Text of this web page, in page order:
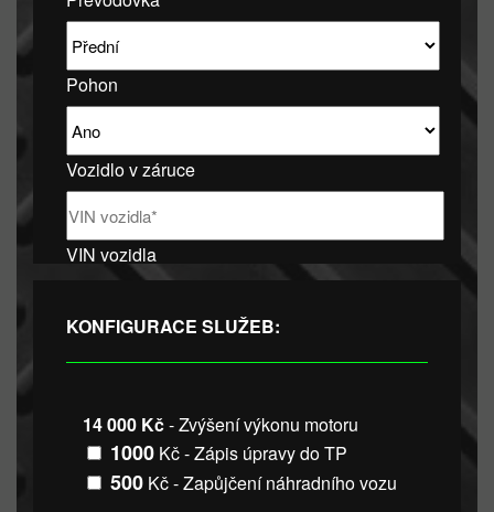
Pohon
Vozidlo v záruce
VIN vozidla
KONFIGURACE SLUŽEB:
14 000 Kč- Zvýšení výkonu motoru
1000 Kč - Zápis úpravy do TP
500 Kč - Zapůjčení náhradního vozu